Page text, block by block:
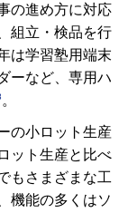
の進め方に対応
組立・検品を行
は学習塾用端末
ーなど、専用ハ
。
の小ロット生産
ット生産と比べ
もさまざまな工
機能の多くはソ